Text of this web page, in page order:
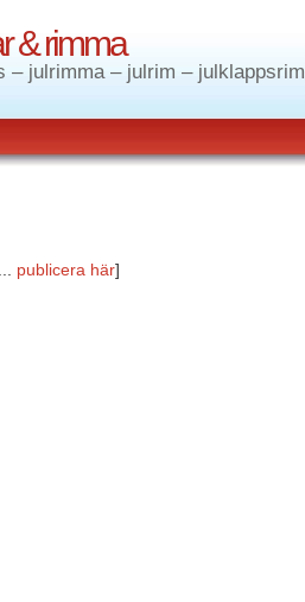
& rimma
– julrimma – julrim – julklappsrim
publicera här]